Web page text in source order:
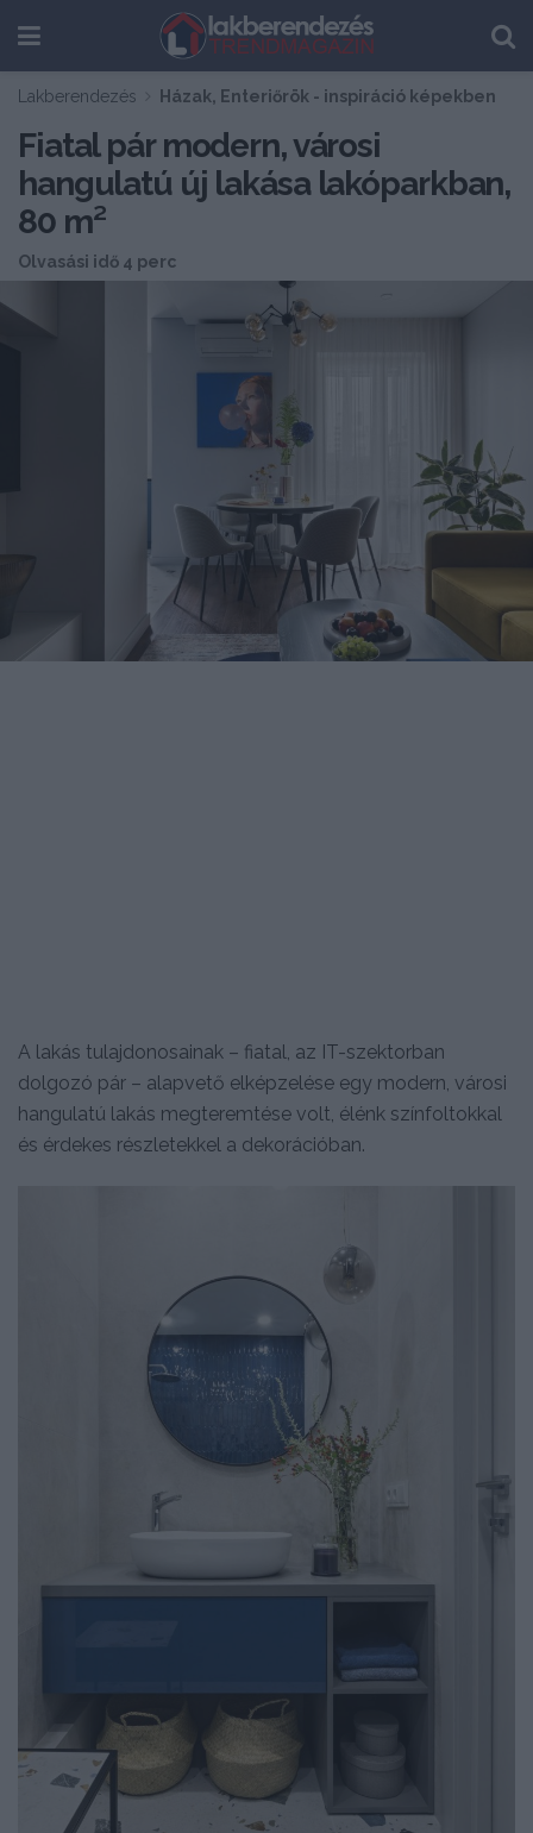
Lakberendezés Házak, Enteriőrök - inspiráció képekben
Fiatal pár modern, városi
hangulatú új lakása lakóparkban,
80 m²
Olvasási idő 4 perc
A lakás tulajdonosainak – fiatal, az IT-szektorban
dolgozó pár – alapvető elképzelése egy modern, városi
hangulatú lakás megteremtése volt, élénk színfoltokkal
és érdekes részletekkel a dekorációban.